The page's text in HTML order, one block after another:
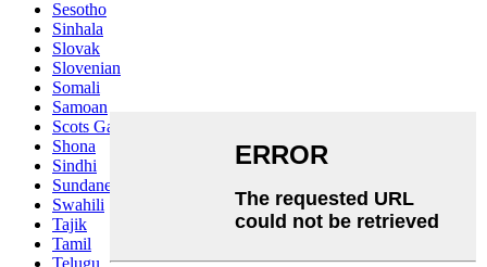
Sesotho
Sinhala
Slovak
Slovenian
Somali
Samoan
Scots Gaelic
Shona
Sindhi
Sundanese
Swahili
Tajik
Tamil
Telugu